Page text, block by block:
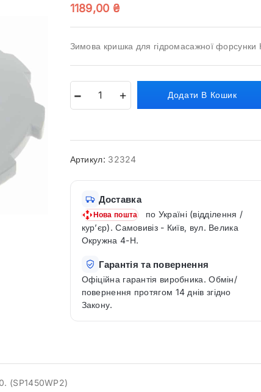
1189,00 ₴
Зимова кришка для гідромасажної
Додати В Кошик
Артикул: 32324
Доставка
Нова пошта
по Україні (відділення /
кур’єр). Самовивіз - Київ, вул. Велика
Окружна 4-Н.
Гарантія та повернення
Офіційна гарантія виробника. Обмін/
повернення протягом 14 днів згідно
Закону.
(SP1450WP2)